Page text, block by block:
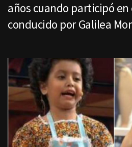
años cuando participó
conducido por Galilea